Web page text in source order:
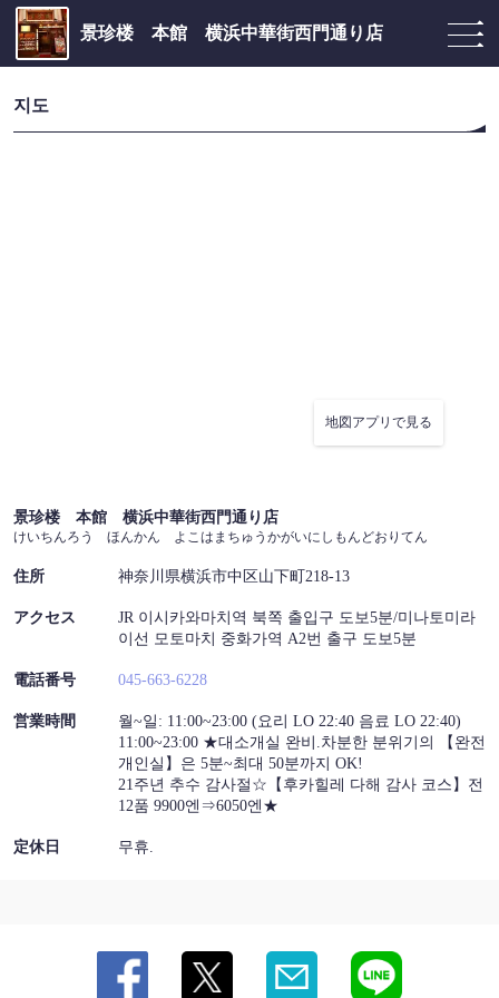
景珍楼 本館 横浜中華街西門通り店
지도
地図アプリで見る
景珍楼 本館 横浜中華街西門通り店
けいちんろう ほんかん よこはまちゅうかがいにしもんどおりてん
住所 神奈川県横浜市中区山下町218-13
アクセス
JR 이시카와마치역 북쪽 출입구 도보5분/미나토미라
이선 모토마치 중화가역 A2번 출구 도보5분
電話番号 045-663-6228
営業時間
월~일: 11:00~23:00 (요리 LO 22:40 음료 LO 22:40)
11:00~23:00 ★대소개실 완비.차분한 분위기의 【완전
개인실】은 5분~최대 50분까지 OK!
21주년 추수 감사절☆【후카힐레 다해 감사 코스】전
12품 9900엔⇒6050엔★
定休日 무휴.
지도 | 景珍楼 本館 横浜中華街西門通り店
神奈川県横浜市中区山下町218-13
お店情報をコピー
閉じる